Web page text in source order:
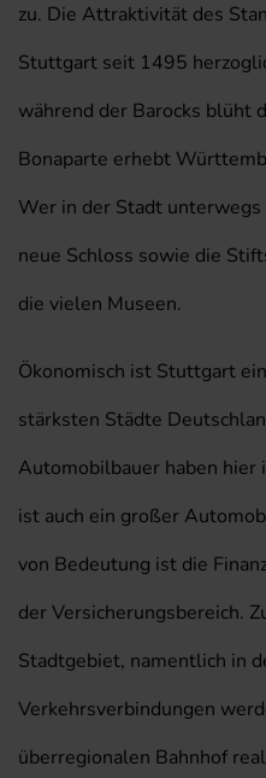
zu. Die Attraktivität des
Stuttgart seit 1495
während der Barocks blüht
Bonaparte erhebt
Wer in der Stadt
neue Schloss sowie die
die vielen Museen.
Ökonomisch ist Stuttgart
stärksten Städte
Automobilbauer haben hier
ist auch ein großer
von Bedeutung ist die
der Versicherungsbereich.
Stadtgebiet, namentlich in
Verkehrsverbindungen
überregionalen Bahnhof